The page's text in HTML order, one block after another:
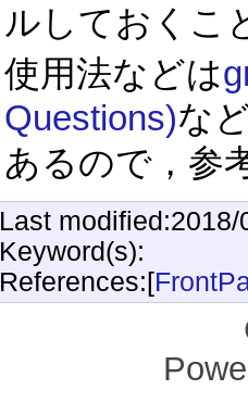
ルしておくこ
使用法などは
Questions)な
あるので，参
Last
Keyword(s):
References:[